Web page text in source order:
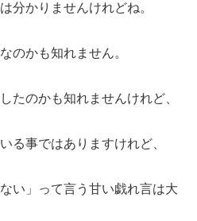
分かりませんけれどね。
のかも知れません。
たのかも知れませんけれど、
る事ではありますけれど、
い」って言う甘い戯れ言は大